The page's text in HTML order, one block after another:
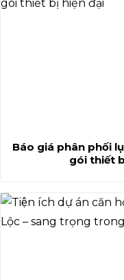
Báo giá phân phối
gói thiết